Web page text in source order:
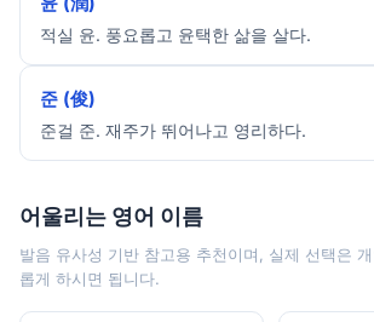
적실 윤. 풍요롭고 윤택한 삶을 살다.
준 (俊)
준걸 준. 재주가 뛰어나고 영리하다.
어울리는 영어 이름
발음 유사성 기반 참고용 추천이며, 실제 선택은
롭게 하시면 됩니다.